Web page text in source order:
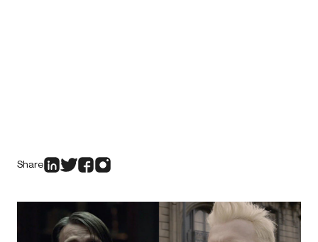
Share